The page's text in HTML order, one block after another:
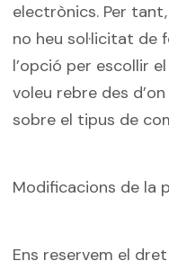
electrònics. Per
no heu sol·licitat de
l’opció per escollir
voleu rebre des
sobre el tipus de
Modificacions de la
Ens reservem el